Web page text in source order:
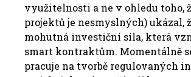
využitelnosti a ne v ohledu toho,
projektů je nesmyslných) ukázal,
mohutná investiční síla, která
smart kontraktům. Momentálně
pracuje na tvorbě regulovaných